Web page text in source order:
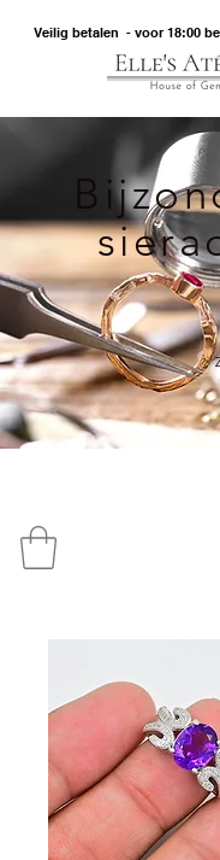
Veilig betalen - voor 18:00